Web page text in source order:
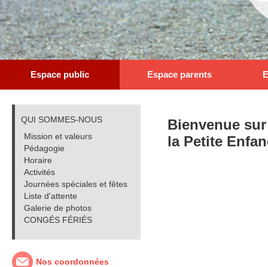
Espace public Espace parents
QUI SOMMES-NOUS
Mission et valeurs
Pédagogie
Horaire
Activités
Journées spéciales et fêtes
Liste d'attente
Galerie de photos
CONGÉS FÉRIÉS
Nos coordonnées
Bienvenue
la Petite